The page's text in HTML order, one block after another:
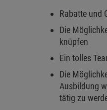
Rabatte und
Die
knüpfen
Ein tolles
Die
Ausbildung
tätig zu